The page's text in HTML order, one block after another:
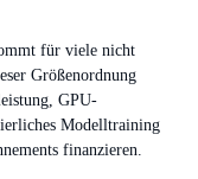
für viele nicht
Größenordnung
GPU-
Modelltraining
finanzieren.